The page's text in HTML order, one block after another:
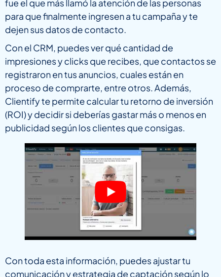
fue el que más llamó la atención de las personas
para que finalmente ingresen a tu campaña y te
dejen sus datos de contacto.
Con el CRM, puedes ver qué cantidad de
impresiones y clicks que recibes, que contactos se
registraron en tus anuncios, cuales están en
proceso de comprarte, entre otros. Además,
Clientify te permite calcular tu retorno de inversión
(ROI) y decidir si deberías gastar más o menos en
publicidad según los clientes que consigas.
Con toda esta información, puedes ajustar tu
comunicación y estrategia de captación según lo